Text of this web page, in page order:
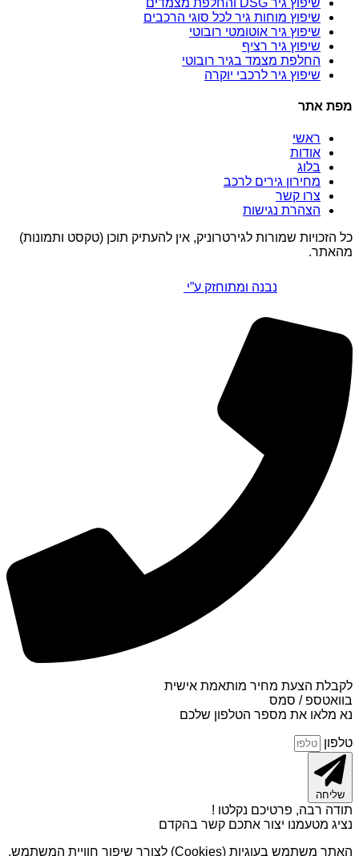
שיפוץ גיר DSG והחלפת מצמדים
שיפוץ מוחות גיר לכל סוגי הרכבים
שיפוץ גיר אוטומטי רובוטי
שיפוץ גיר רציף
החלפת מצמד בגיר רובוטי
שיפוץ גיר לרכבי יוקרה
מפת אתר
ראשי
אודות
בלוג
מחירון גירים לרכב
צרו קשר
הצהרת נגישות
כל הזכויות שמורות לגירטרוניק, אין להעתיק תוכן (טקסט ותמונות)
מהאתר.
נבנה ומתוחזק ע”י
לקבלת הצעת מחיר מותאמת אישית
בוואטספ / סמס
נא מלאו את מספר הטלפון שלכם
טלפון
שליחה
תודה רבה, פרטיכם נקלטו !
נציג מטעמנו יצור אתכם קשר בהקדם
האתר משתמש בעוגיות (Cookies) לצורך שיפור חוויית המשתמש,